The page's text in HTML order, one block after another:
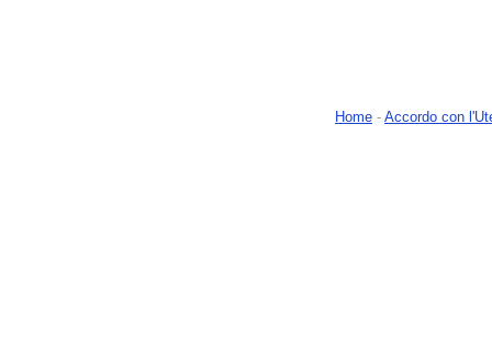
Home - Accordo con